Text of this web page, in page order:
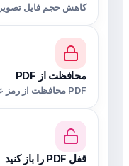
کاهش حجم فایل تصویر
محافظت از PDF
PDF محافظت از رمز عبور
قفل PDF را باز کنید